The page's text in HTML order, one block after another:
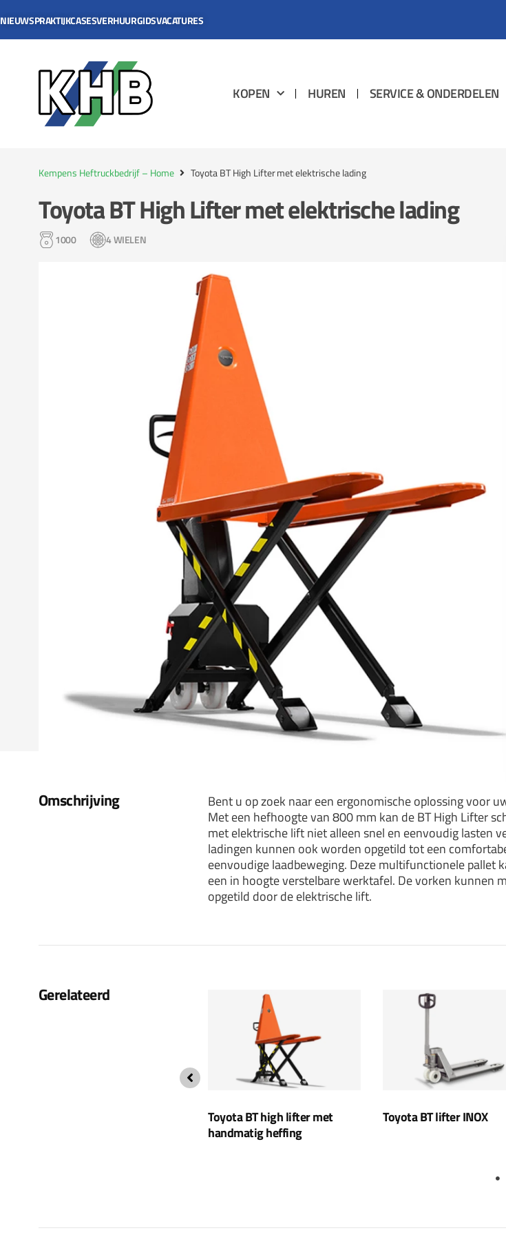
NIEUWSPRAKTIJKCASESVERHUURGIDSVACATURES
KOPEN HUREN SERVICE & ONDERDELEN
Kempens Heftruckbedrijf – Home Toyota BT High Lifter met elektrische lading
Toyota BT High Lifter met elektrische lading
1000 4 WIELEN
Omschrijving
Bent u op zoek naar een ergonomische oplossing voor
Met een hefhoogte van 800 mm kan de BT High Lifter
met elektrische lift niet alleen snel en eenvoudig lasten
ladingen kunnen ook worden opgetild tot een
eenvoudige laadbeweging. Deze multifunctionele pallet
een in hoogte verstelbare werktafel. De vorken kunnen
opgetild door de elektrische lift.
Gerelateerd
Toyota BT high lifter met
handmatig heffing
Toyota BT lifter INOX